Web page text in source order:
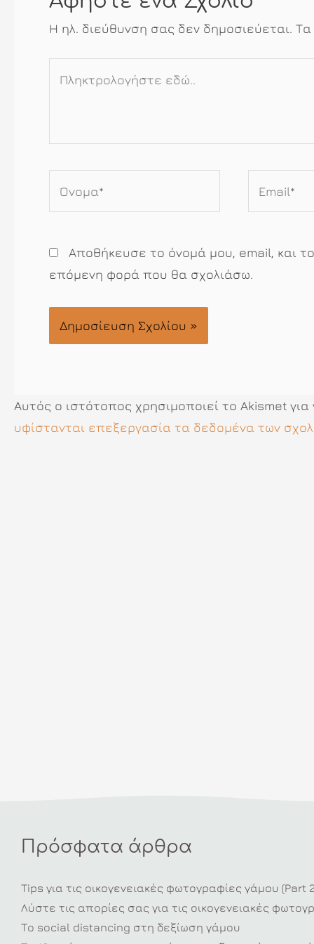
Η ηλ. διεύθυνση σας δεν δημοσιεύεται. Τα
Αποθήκευσε το όνομά μου, email, και
επόμενη φορά που θα σχολιάσω.
Αυτός ο ιστότοπος χρησιμοποιεί το Akismet
υφίστανται επεξεργασία τα δεδομένα των
Πρόσφατα άρθρα
Tips για τις οικογενειακές φωτογραφίες γάμου (Part
Λύστε τις απορίες σας για τις οικογενειακές
Το social distancing στη δεξίωση γάμου